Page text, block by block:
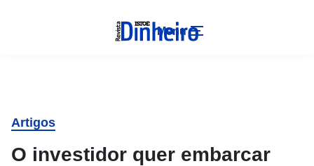
Menu
Artigos
O investidor quer embarcar